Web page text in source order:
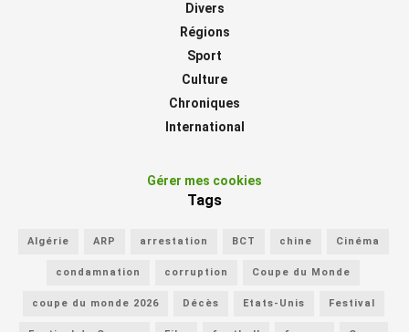
Divers
Régions
Sport
Culture
Chroniques
International
Gérer mes cookies
Tags
Algérie ARP arrestation BCT chine Cinéma
condamnation corruption Coupe du Monde
coupe du monde 2026 Décès Etats-Unis Festival